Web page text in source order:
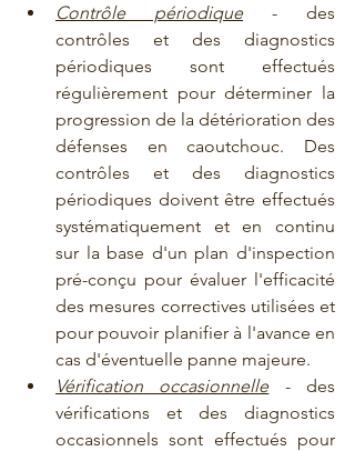
Contrôle périodique - des
contrôles et des diagnostics
périodiques sont effectués
régulièrement pour déterminer la
progression de la détérioration des
défenses en caoutchouc. Des
contrôles et des diagnostics
périodiques doivent être effectués
systématiquement et en continu
sur la base d'un plan d'inspection
pré-conçu pour évaluer l'efficacité
des mesures correctives utilisées et
pour pouvoir planifier à l'avance en
cas d'éventuelle panne majeure.
Vérification occasionnelle - des
vérifications et des diagnostics
occasionnels sont effectués pour